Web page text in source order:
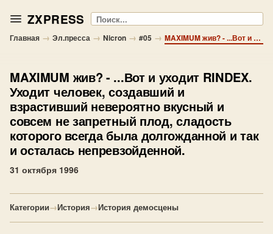
ZXPRESS Поиск
Главная → Эл.пресса → Nicron → #05 → MAXIMUM жив? - ...Вот и уходит RINDEX. Уходит человек, создавший и взрастивший невероятно вкусный и совсем не запретный плод, сладость которого всегда была долгожданной и так и осталась непревзойденной.
MAXIMUM жив? - ...Вот и уходит RINDEX.
Уходит человек, создавший и
взрастивший невероятно вкусный и
совсем не запретный плод, сладость
которого всегда была долгожданной и так
и осталась непревзойденной.
31 октября 1996
Категории→История→История демосцены